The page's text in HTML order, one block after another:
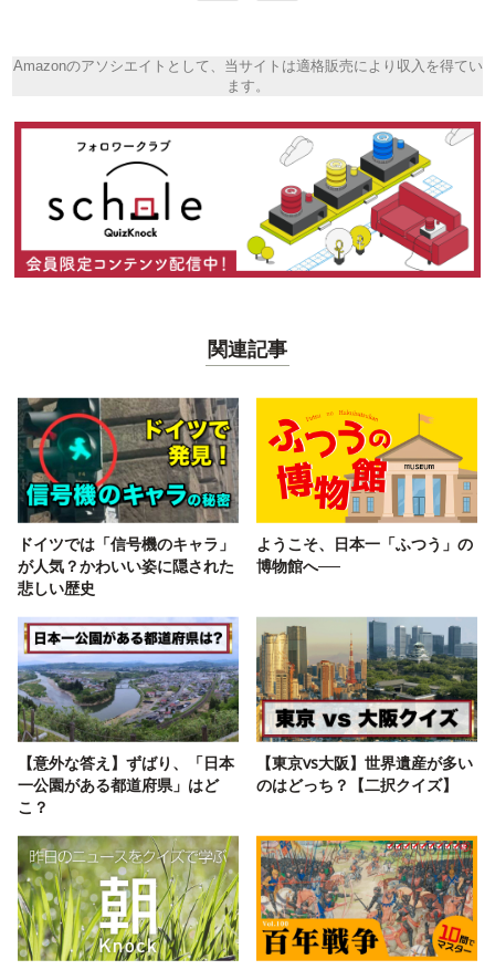
Amazonのアソシエイトとして、当サイトは適格販売により収入を得てい
ます。
関連記事
ドイツでは「信号機のキャラ」
が人気？かわいい姿に隠された
悲しい歴史
ようこそ、日本一「ふつう」の
博物館へ──
【意外な答え】ずばり、「日本
一公園がある都道府県」はど
こ？
【東京vs大阪】世界遺産が多い
のはどっち？【二択クイズ】